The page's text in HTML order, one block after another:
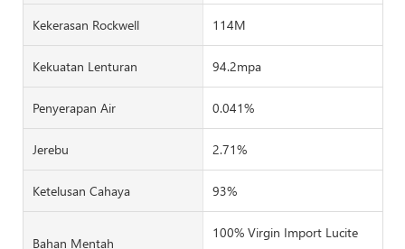
Kekerasan Rockwell 114M
Kekuatan Lenturan 94.2mpa
Penyerapan Air 0.041%
Jerebu 2.71%
Ketelusan Cahaya 93%
Bahan Mentah
100% Virgin Import Lucite